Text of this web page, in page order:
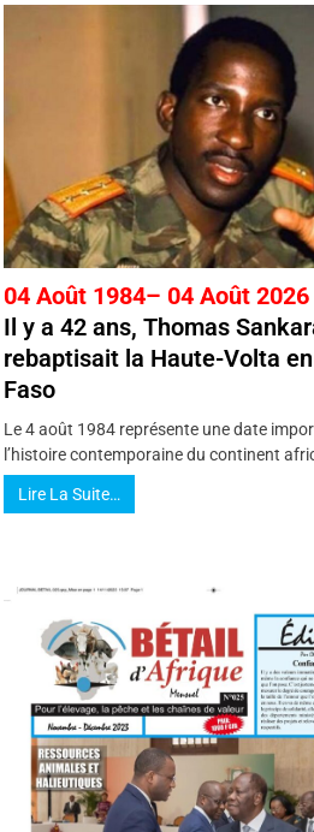
04 Août 1984– 04 Août 2026
Il y a 42 ans, Thomas
rebaptisait la Haute-Volta
Faso
Le 4 août 1984 représente une date
l’histoire contemporaine du continent
Lire La Suite…